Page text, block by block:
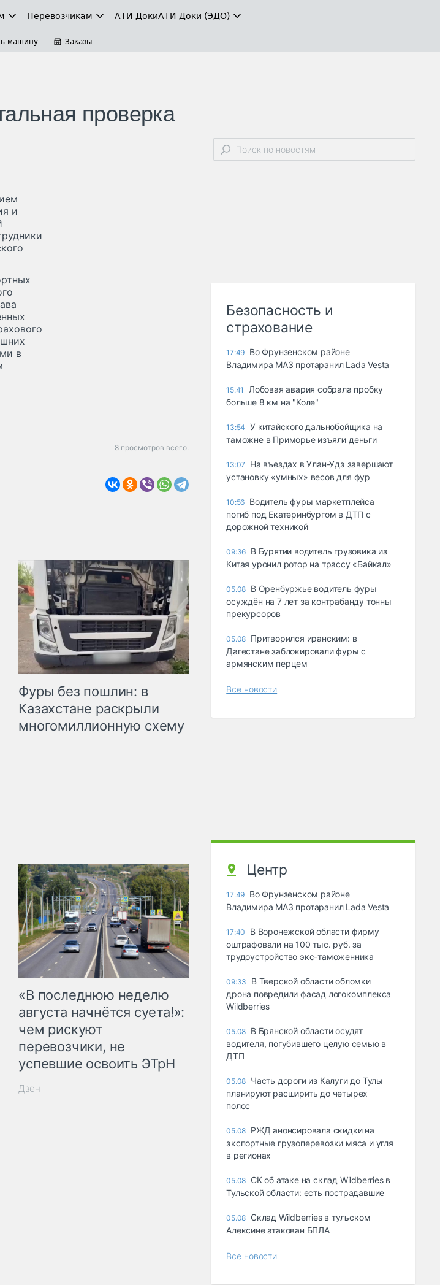
Перевозчикам АТИ-ДокиАТИ-Доки (ЭДО)
машину Заказы
проверка
и
в
8 просмотров всего.
Фуры без пошлин: в
Казахстане раскрыли
многомиллионную схему
«В последнюю неделю
августа начнётся суета!»:
чем рискуют
перевозчики, не
успевшие освоить ЭТрН
Дзен
Безопасность и
страхование
17:49 Во Фрунзенском районе
Владимира МАЗ протаранил Lada Vesta
15:41
Лобовая авария собрала пробку
больше 8 км на "Коле"
13:54
У китайского дальнобойщика на
таможне в Приморье изъяли деньги
13:07
Ha въeздax в Улaн-Удэ зaвepшaют
ycтaнoвкy «yмныx» вecoв для фyp
10:56 Водитель фуры маркетплейса
погиб под Екатеринбургом в ДТП с
дорожной техникой
09:36 В Бурятии водитель грузовика из
Китая уронил ротор на трассу «Байкал»
05.08 В Оренбуржье водитель фуры
осуждён на 7 лет за контрабанду тонны
прекурсоров
05.08 Притворился иранским: в
Дагестане заблокировали фуры с
армянским перцем
Все новости
Центр
17:49 Во Фрунзенском районе
Владимира МАЗ протаранил Lada Vesta
17:40
В Воронежской области фирму
оштрафовали на 100 тыс. руб. за
трудоустройство экс-таможенника
09:33
В Тверской области обломки
дрона повредили фасад логокомплекса
Wildberries
05.08 В Брянской области осудят
водителя, погубившего целую семью в
ДТП
05.08 Часть дороги из Калуги до Тулы
планируют расширить до четырех
полос
05.08 РЖД анонсировала скидки на
экспортные грузоперевозки мяса и угля
в регионах
05.08 СК об атаке на склад Wildberries в
Тульской области: есть пострадавшие
05.08 Склад Wildberries в тульском
Алексине атакован БПЛА
Все новости